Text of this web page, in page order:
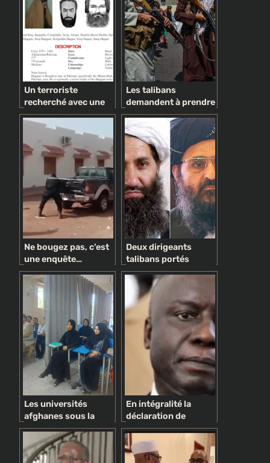
Un terroriste
recherché avec une
prime de 10 millions
de dollars sur sa tête
nommé ministre de
l’Intérieur dans le
nouveau
gouvernement des
talibans
Les talibans
demandent à prendre
la parole et à
s’adresser aux
dirigeants mondiaux
à l’Assemblée
générale des Nations
Unies à New York
Ne bougez pas, c’est
une enquête…
politique !
Deux dirigeants
talibans portés
disparus « en raison
d’une dispute
majeure au palais de
Kaboul »
Les universités
afghanes sous la
domination des
talibans séparent les
étudiants hommes et
En intégralité la
déclaration de
politique générale du
PM Idrissa Seck
supprimée des